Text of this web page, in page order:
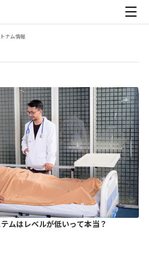
ナム情報
ムはレベルが低いって本当？